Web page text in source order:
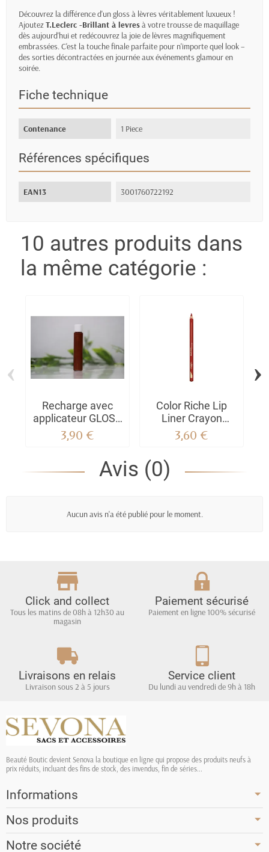
Découvrez la différence d'un gloss à lèvres véritablement luxueux !
AjoutezT.Leclerc -Brillant à levresà votre trousse de maquillage
dès aujourd'hui et redécouvrez la joie de lèvres magnifiquement
embrassées. C'est la touche finale parfaite pour n'importe quel look –
des sorties décontractées en journée aux événements glamour en
soirée.
Fiche technique
Contenance 1 Piece
Références spécifiques
EAN13 3001760722192
10 autres produits dans
la même catégorie :
Recharge avec
applicateur GLOSS
BIO ELYSAMBRE
3,90 €
Color Riche Lip
Liner Crayon
Lèvres Crayon
contour des lèvres -
MARAIS
3,60 €
‹ ›
Avis (0)
Aucun avis n'a été publié pour le moment.
Click and collect
Tous les matins de 08h à 12h30 au
magasin
Paiement sécurisé
Paiement en ligne 100% sécurisé
Livraisons en relais
Livraison sous 2 à 5 jours
Service client
Du lundi au vendredi de 9h à 18h
Beauté Boutic devient Senova la boutique en ligne qui propose des produits neufs à
prix réduits, incluant des fins de stock, des invendus, fin de séries...
Informations
Nos produits
Notre société